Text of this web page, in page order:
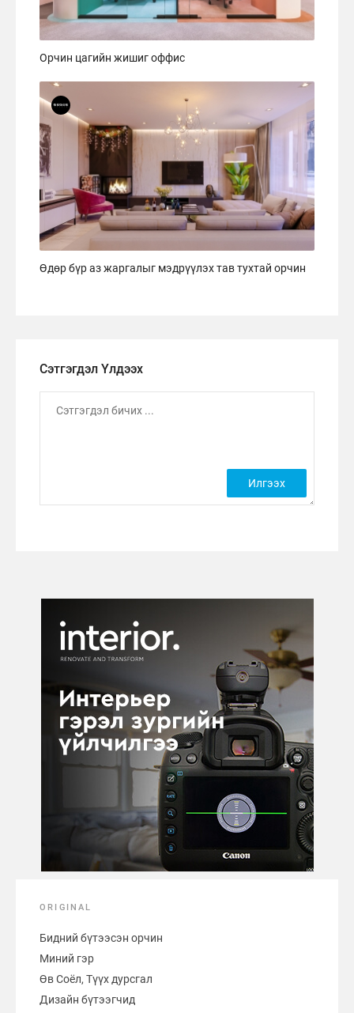
Орчин цагийн жишиг оффис
Өдөр бүр аз жаргалыг мэдрүүлэх тав тухтай орчин
Сэтгэгдэл Үлдээх
ORIGINAL
Бидний бүтээсэн орчин
Миний гэр
Өв Соёл, Түүх дурсгал
Дизайн бүтээгчид